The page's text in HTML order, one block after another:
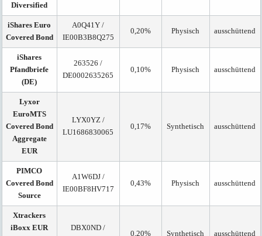
Diversified
iShares Euro
Covered Bond
A0Q41Y /
IE00B3B8Q275
0,20% Physisch ausschüttend
iShares
Pfandbriefe
(DE)
263526 /
DE0002635265
0,10% Physisch ausschüttend
Lyxor
EuroMTS
Covered Bond
Aggregate
EUR
LYX0YZ /
LU1686830065
0,17% Synthetisch ausschüttend
PIMCO
Covered Bond
Source
A1W6DJ /
IE00BF8HV717
0,43% Physisch ausschüttend
Xtrackers
iBoxx EUR
DBX0ND /
0,20% Synthetisch ausschüttend